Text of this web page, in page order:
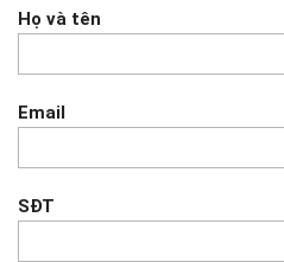
Họ và tên
Email
SĐT